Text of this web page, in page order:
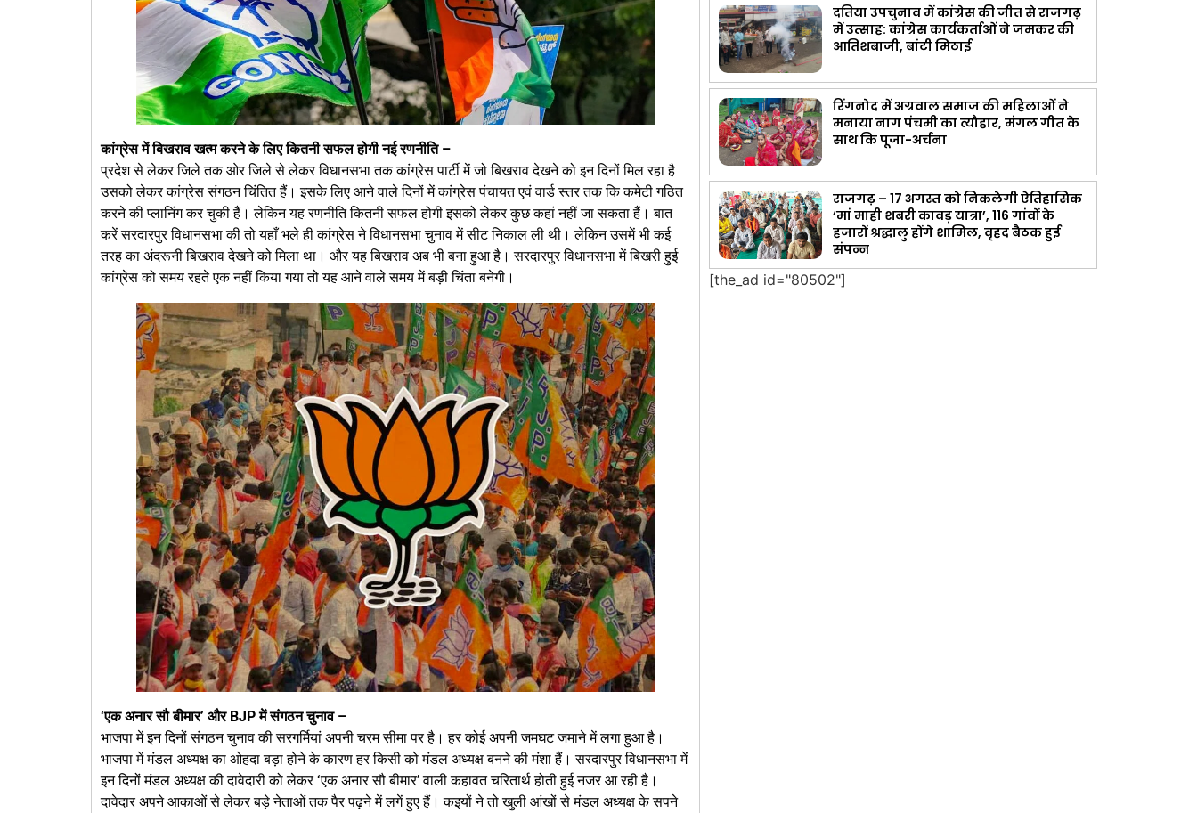
कांग्रेस में बिखराव खत्म करने के लिए कितनी सफल होगी नई रणनीति –
प्रदेश से लेकर जिले तक ओर जिले से लेकर विधानसभा तक कांग्रेस पार्टी में जो बिखराव देखने को इन दिनों मिल रहा है
उसको लेकर कांग्रेस संगठन चिंतित हैं। इसके लिए आने वाले दिनों में कांग्रेस पंचायत एवं वार्ड स्तर तक कि कमेटी गठित
करने की प्लानिंग कर चुकी हैं। लेकिन यह रणनीति कितनी सफल होगी इसको लेकर कुछ कहां नहीं जा सकता हैं। बात
करें सरदारपुर विधानसभा की तो यहाँ भले ही कांग्रेस ने विधानसभा चुनाव में सीट निकाल ली थी। लेकिन उसमें भी कई
तरह का अंदरूनी बिखराव देखने को मिला था। और यह बिखराव अब भी बना हुआ है। सरदारपुर विधानसभा में बिखरी हुई
कांग्रेस को समय रहते एक नहीं किया गया तो यह आने वाले समय में बड़ी चिंता बनेगी।
‘एक अनार सौ बीमार’ और BJP में संगठन चुनाव –
भाजपा में इन दिनों संगठन चुनाव की सरगर्मियां अपनी चरम सीमा पर है। हर कोई अपनी जमघट जमाने में लगा हुआ है।
भाजपा में मंडल अध्यक्ष का ओहदा बड़ा होने के कारण हर किसी को मंडल अध्यक्ष बनने की मंशा हैं। सरदारपुर विधानसभा में
इन दिनों मंडल अध्यक्ष की दावेदारी को लेकर ‘एक अनार सौ बीमार’ वाली कहावत चरितार्थ होती हुई नजर आ रही है।
दावेदार अपने आकाओं से लेकर बड़े नेताओं तक पैर पढ़ने में लगें हुए हैं। कइयों ने तो खुली आंखों से मंडल अध्यक्ष के सपने
दतिया उपचुनाव में कांग्रेस की जीत से राजगढ़
में उत्साह: कांग्रेस कार्यकर्ताओं ने जमकर की
आतिशबाजी, बांटी मिठाई
रिंगनोद में अग्रवाल समाज की महिलाओं ने
मनाया नाग पंचमी का त्यौहार, मंगल गीत के
साथ कि पूजा-अर्चना
राजगढ़ – 17 अगस्त को निकलेगी ऐतिहासिक
‘मां माही शबरी कावड़ यात्रा’, 116 गांवों के
हजारों श्रद्धालु होंगे शामिल, वृहद बैठक हुई
संपन्न
[the_ad id="80502"]